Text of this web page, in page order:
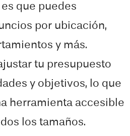
que puedes
por ubicación,
y más.
tu presupuesto
y objetivos, lo que
herramienta accesible
los tamaños.